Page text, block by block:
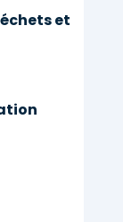
et